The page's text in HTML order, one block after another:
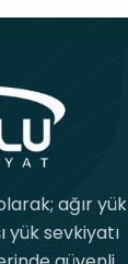
ağır yük
yük sevkiyatı